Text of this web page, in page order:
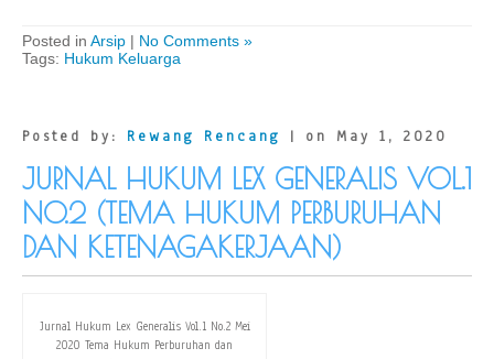
Posted in Arsip | No Comments »
Tags: Hukum Keluarga
Posted by: Rewang Rencang | on May 1, 2020
JURNAL HUKUM LEX GENERALIS VOL.1
NO.2 (TEMA HUKUM PERBURUHAN
DAN KETENAGAKERJAAN)
Jurnal Hukum Lex Generalis Vol.1 No.2 Mei
2020 Tema Hukum Perburuhan dan